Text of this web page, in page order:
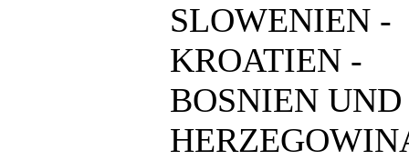
SLOWENIEN -
KROATIEN -
BOSNIEN UND